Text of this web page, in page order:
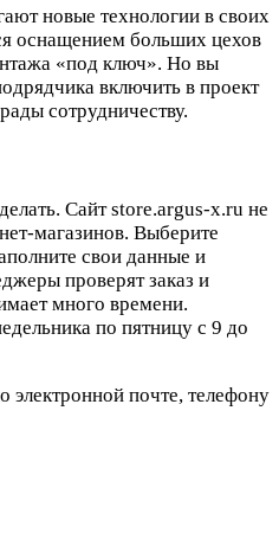
новые технологии в своих
оснащением больших цехов
«под ключ». Но вы
включить в проект
сотрудничеству.
Сайт store.argus-x.ru не
магазинов. Выберите
свои данные и
проверят заказ и
много времени.
по пятницу с 9 до
почте, телефону